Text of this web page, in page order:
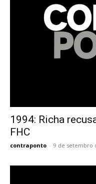
1994: Richa
FHC
contraponto - 9 de setembro